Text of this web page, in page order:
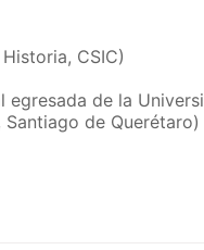
CSIC)
de la
de Querétaro)